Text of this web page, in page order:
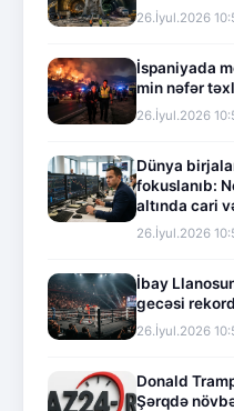
26.İyul.2026
İspaniyada
min nəfər
26.İyul.2026
Dünya
fokuslanıb:
altında cari
26.İyul.2026
İbay
gecəsi
26.İyul.2026
Donald
Şərqdə